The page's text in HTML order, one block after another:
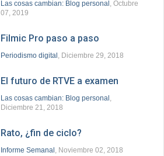
Las cosas cambian: Blog personal , Octubre
07, 2019
Filmic Pro paso a paso
Periodismo digital , Diciembre 29, 2018
El futuro de RTVE a examen
Las cosas cambian: Blog personal ,
Diciembre 21, 2018
Rato, ¿fin de ciclo?
Informe Semanal , Noviembre 02, 2018